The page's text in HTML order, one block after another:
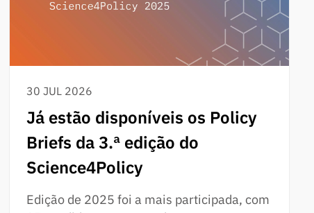
30 JUL 2026
Já estão disponíveis os Policy
Briefs da 3.ª edição do
Science4Policy
Edição de 2025 foi a mais participada, com